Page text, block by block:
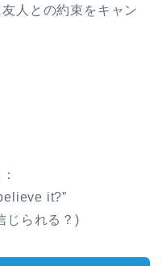
人との約束をキャン
it?”
じられる？)